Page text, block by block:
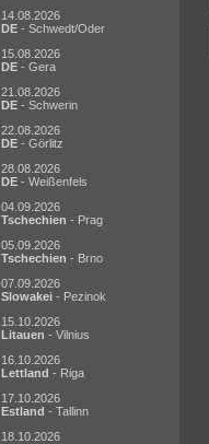
14.08.2026
DE - Schwedt/Oder
15.08.2026
DE - Gera
21.08.2026
DE - Schwerin
22.08.2026
DE - Görlitz
28.08.2026
DE - Weißenfels
04.09.2026
Tschechien - Prag
05.09.2026
Tschechien - Brno
07.09.2026
Slowakei - Pezinok
15.10.2026
Litauen - Vilnius
16.10.2026
Lettland - Riga
17.10.2026
Estland - Tallinn
18.10.2026